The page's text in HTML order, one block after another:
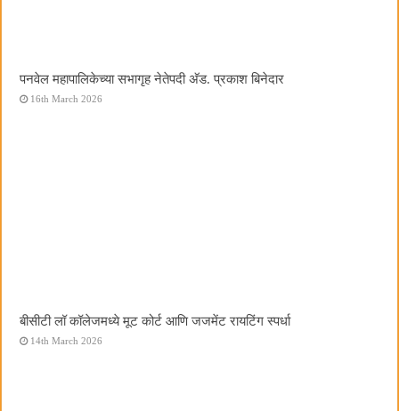
पनवेल महापालिकेच्या सभागृह नेतेपदी अ‍ॅड. प्रकाश बिनेदार
16th March 2026
बीसीटी लॉ कॉलेजमध्ये मूट कोर्ट आणि जजमेंट रायटिंग स्पर्धा
14th March 2026